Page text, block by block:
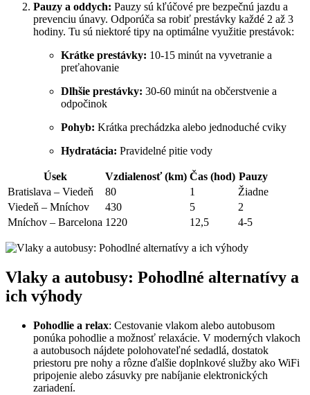
Pauzy a oddych: Pauzy sú kľúčové pre bezpečnú jazdu a
prevenciu únavy. Odporúča sa robiť prestávky každé 2 až 3
hodiny. Tu sú niektoré tipy na optimálne využitie prestávok:
Krátke prestávky: 10-15 minút na vyvetranie a
preťahovanie
Dlhšie prestávky: 30-60 minút na občerstvenie a
odpočinok
Pohyb: Krátka prechádzka alebo jednoduché cviky
Hydratácia: Pravidelné pitie vody
Úsek Vzdialenosť (km) Čas (hod) Pauzy
Bratislava – Viedeň
80 1
Žiadne
Viedeň – Mníchov
430 5
2
Mníchov – Barcelona 1220 12,5 4-5
Vlaky a autobusy: Pohodlné alternatívy a
ich výhody
Pohodlie a relax: Cestovanie vlakom alebo autobusom
ponúka pohodlie a možnosť relaxácie. V moderných vlakoch
a autobusoch nájdete polohovateľné sedadlá, dostatok
priestoru pre nohy a rôzne ďalšie doplnkové služby ako WiFi
pripojenie alebo zásuvky pre nabíjanie elektronických
zariadení.